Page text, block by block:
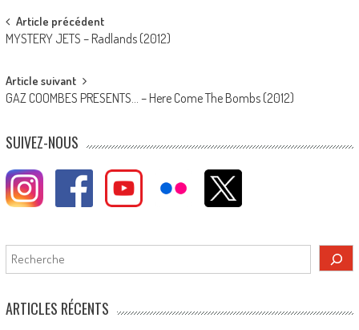
Post
navigation
Article précédent
MYSTERY JETS – Radlands (2012)
Article suivant
GAZ COOMBES PRESENTS… – Here Come The Bombs (2012)
SUIVEZ-NOUS
Rechercher
ARTICLES RÉCENTS